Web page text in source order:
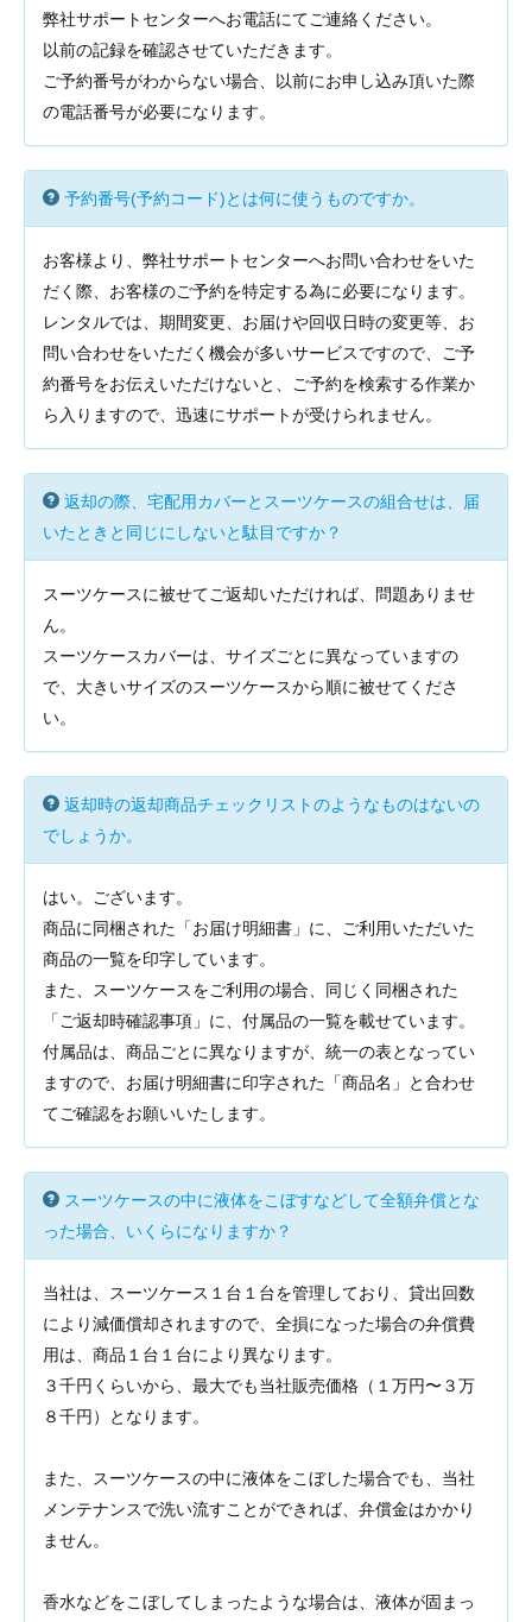
弊社サポートセンターへお電話にてご連絡ください。
以前の記録を確認させていただきます。
ご予約番号がわからない場合、以前にお申し込み頂いた際
の電話番号が必要になります。
予約番号(予約コード)とは何に使うものですか。
お客様より、弊社サポートセンターへお問い合わせをいた
だく際、お客様のご予約を特定する為に必要になります。
レンタルでは、期間変更、お届けや回収日時の変更等、お
問い合わせをいただく機会が多いサービスですので、ご予
約番号をお伝えいただけないと、ご予約を検索する作業か
ら入りますので、迅速にサポートが受けられません。
返却の際、宅配用カバーとスーツケースの組合せは、届
いたときと同じにしないと駄目ですか？
スーツケースに被せてご返却いただければ、問題ありませ
ん。
スーツケースカバーは、サイズごとに異なっていますの
で、大きいサイズのスーツケースから順に被せてくださ
い。
返却時の返却商品チェックリストのようなものはないの
でしょうか。
はい。ございます。
商品に同梱された「お届け明細書」に、ご利用いただいた
商品の一覧を印字しています。
また、スーツケースをご利用の場合、同じく同梱された
「ご返却時確認事項」に、付属品の一覧を載せています。
付属品は、商品ごとに異なりますが、統一の表となってい
ますので、お届け明細書に印字された「商品名」と合わせ
てご確認をお願いいたします。
スーツケースの中に液体をこぼすなどして全額弁償とな
った場合、いくらになりますか？
当社は、スーツケース１台１台を管理しており、貸出回数
により減価償却されますので、全損になった場合の弁償費
用は、商品１台１台により異なります。
３千円くらいから、最大でも当社販売価格（１万円〜３万
８千円）となります。
また、スーツケースの中に液体をこぼした場合でも、当社
メンテナンスで洗い流すことができれば、弁償金はかかり
ません。
香水などをこぼしてしまったような場合は、液体が固まっ